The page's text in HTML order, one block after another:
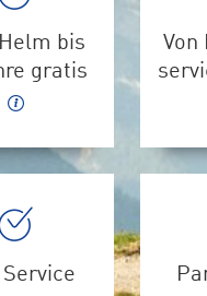
bis
gratis
Von